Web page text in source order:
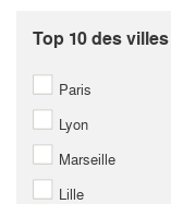
Top 10 des villes
Paris
Lyon
Marseille
Lille